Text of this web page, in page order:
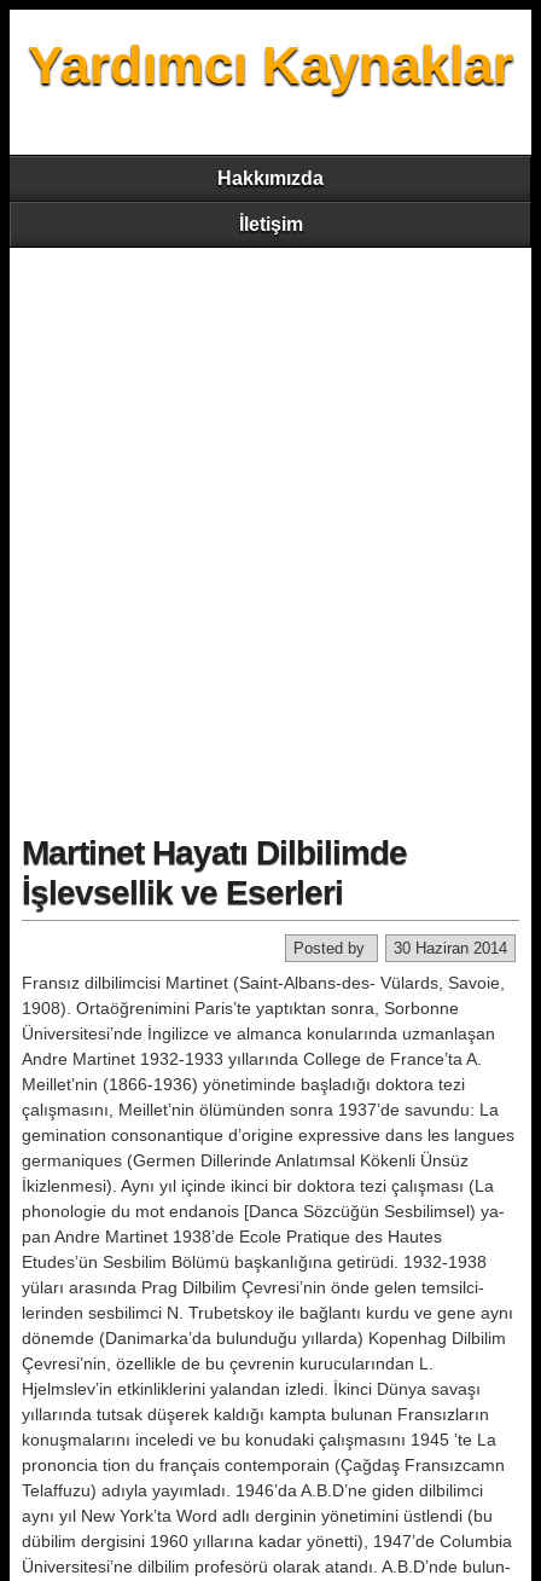
Yardımcı Kaynaklar
Hakkımızda
İletişim
Martinet Hayatı Dilbilimde
İşlevsellik ve Eserleri
30 Haziran 2014
Posted by
Fransız dilbilimcisi Martinet (Saint-Albans-des- Vülards, Savoie,
1908). Ortaöğrenimini Paris’te yaptıktan son­ra, Sorbonne
Üniversitesi’nde İngilizce ve almanca konularında uzmanla­şan
Andre Martinet 1932-1933 yılla­rında College de France’ta A.
Meillet’nin (1866-1936) yönetiminde baş­ladığı doktora tezi
çalışmasını, Meillet’nin ölümünden sonra 1937’de sa­vundu: La
gemination consonantique d’origine expressive dans les langues
germaniques (Germen Dillerinde Anlatımsal Kökenli Ünsüz
İkizlenmesi). Aynı yıl içinde ikinci bir doktora tezi çalışması (La
phonologie du mot endanois [Danca Sözcüğün Sesbilimsel) ya­
pan Andre Martinet 1938’de Ecole Pratique des Hautes
Etudes’ün Sesbi­lim Bölümü başkanlığına getirüdi. 1932-1938
yüları arasında Prag Dil­bilim Çevresi’nin önde gelen temsilci­
lerinden sesbilimci N. Trubetskoy ile bağlantı kurdu ve gene aynı
dönemde (Danimarka’da bulunduğu yıllarda) Kopenhag Dilbilim
Çevresi’nin, özel­likle de bu çevrenin kurucularından L.
Hjelmslev’in etkinliklerini yalandan izledi. İkinci Dünya savaşı
yıllarında tutsak düşerek kaldığı kampta bulu­nan Fransızların
konuşmalarını ince­ledi ve bu konudaki çalışmasını 1945 ’te La
prononcia tion du français contemporain (Çağdaş Fransızcamn
Telaffuzu) adıyla yayımladı. 1946’da A.B.D’ne giden dilbilimci
aynı yıl New York’ta Word adlı derginin yönetimi­ni üstlendi (bu
dübilim dergisini 1960 yıllarına kadar yönetti), 1947’de Columbia
Üniversitesi’ne dilbilim profe­sörü olarak atandı. A.B.D’nde bulun­